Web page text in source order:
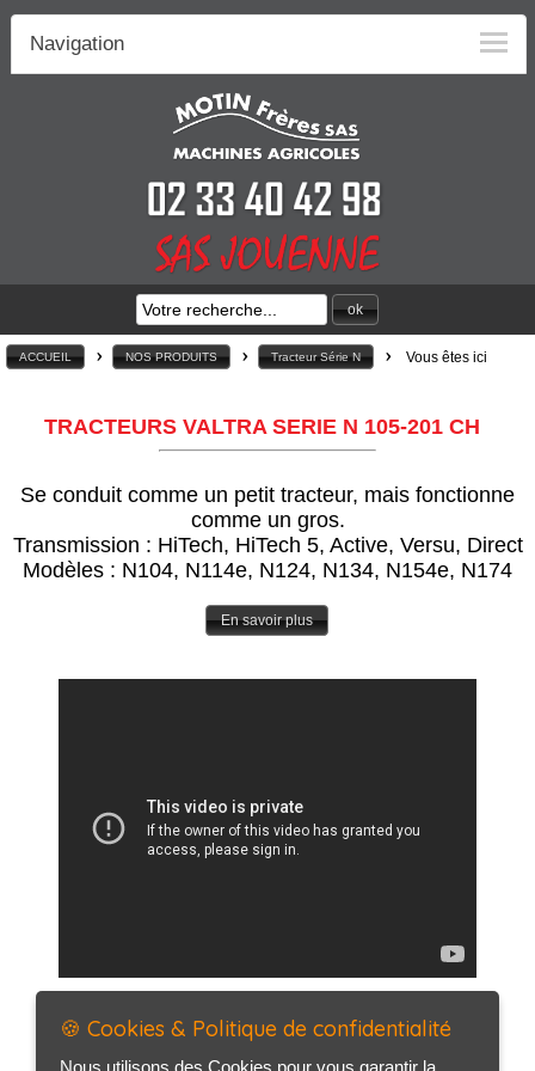
ok
Navigation
ACCUEIL > NOS PRODUITS > Tracteur Série N > Vous êtes ici
TRACTEURS VALTRA SERIE N 105-201 CH
Se conduit comme un petit tracteur, mais fonctionne
comme un gros.
Transmission : HiTech, HiTech 5, Active, Versu, Direct
Modèles : N104, N114e, N124, N134, N154e, N174
En savoir plus
🍪 Cookies & Politique de confidentialité
Nous utilisons des Cookies pour vous garantir la